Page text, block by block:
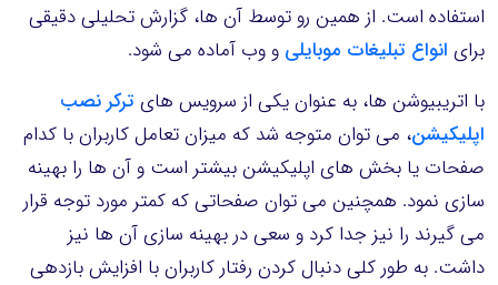
استفاده است. از همین رو توسط آن ها، گزارش تحلیلی دقیقی
برای انواع تبلیغات موبایلی و وب آماده می شود.
با اتریبیوشن ها، به عنوان یکی از سرویس های ترکر نصب
اپلیکیشن، می توان متوجه شد که میزان تعامل کاربران با کدام
صفحات یا بخش های اپلیکیشن بیشتر است و آن ها را بهینه
سازی نمود. همچنین می توان صفحاتی که کمتر مورد توجه قرار
می گیرند را نیز جدا کرد و سعی در بهینه سازی آن ها نیز
داشت. به طور کلی دنبال کردن رفتار کاربران با افزایش بازدهی